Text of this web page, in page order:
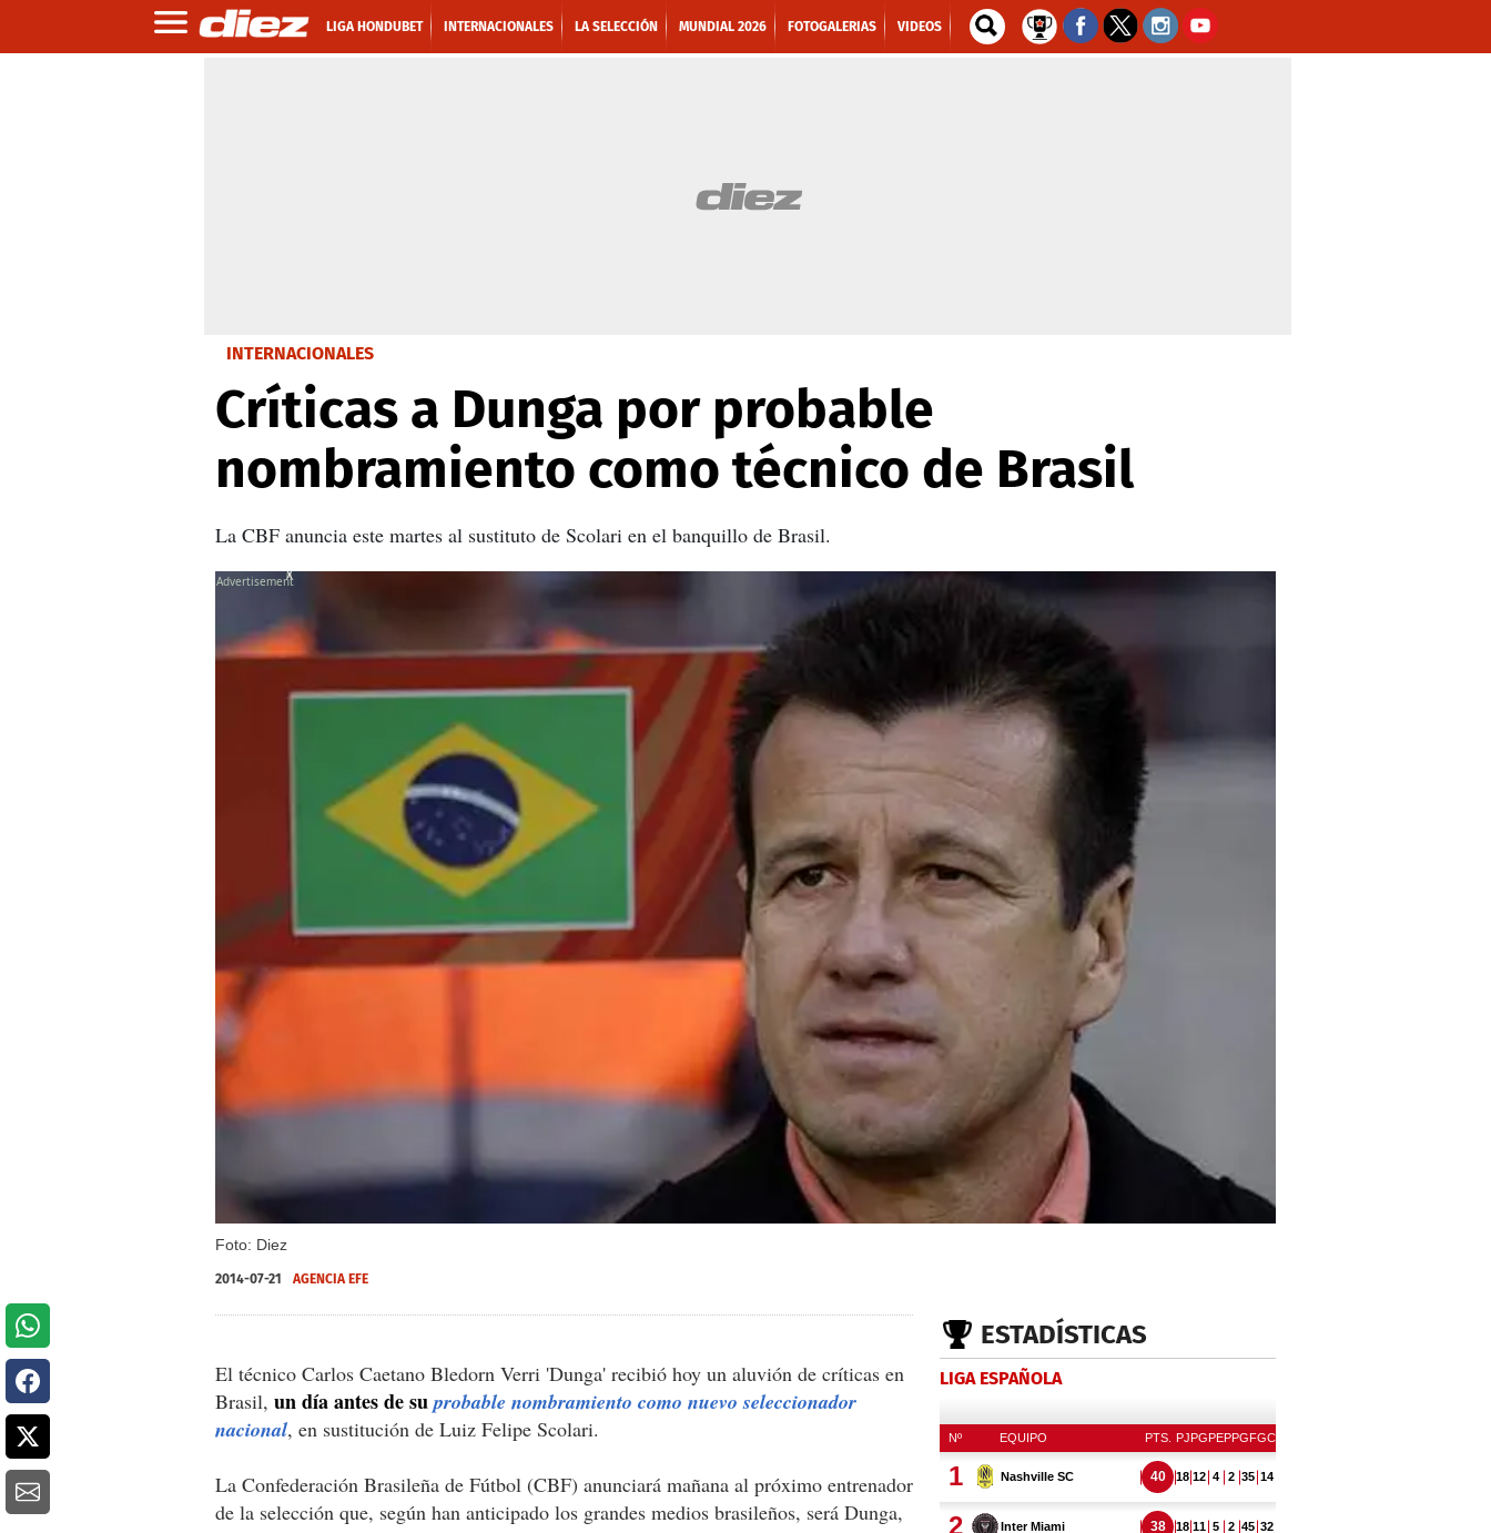
LIGA HONDUBET INTERNACIONALES LA SELECCIÓN MUNDIAL 2026 FOTOGALERIAS VIDEOS
INTERNACIONALES
Críticas a Dunga por probable
nombramiento como técnico de Brasil
La CBF anuncia este martes al sustituto de Scolari en el banquillo de Brasil.
Foto: Diez
X
2014-07-21 AGENCIA EFE
El técnico Carlos Caetano Bledorn Verri 'Dunga' recibió hoy un aluvión de críticas en
Brasil, un día antes de suprobable nombramiento como nuevo seleccionador
nacional, en sustitución de Luiz Felipe Scolari.
La Confederación Brasileña de Fútbol (CBF) anunciará mañana al próximo entrenador
de la selección que, según han anticipado los grandes medios brasileños, será Dunga,
ESTADÍSTICAS
LIGA ESPAÑOLA